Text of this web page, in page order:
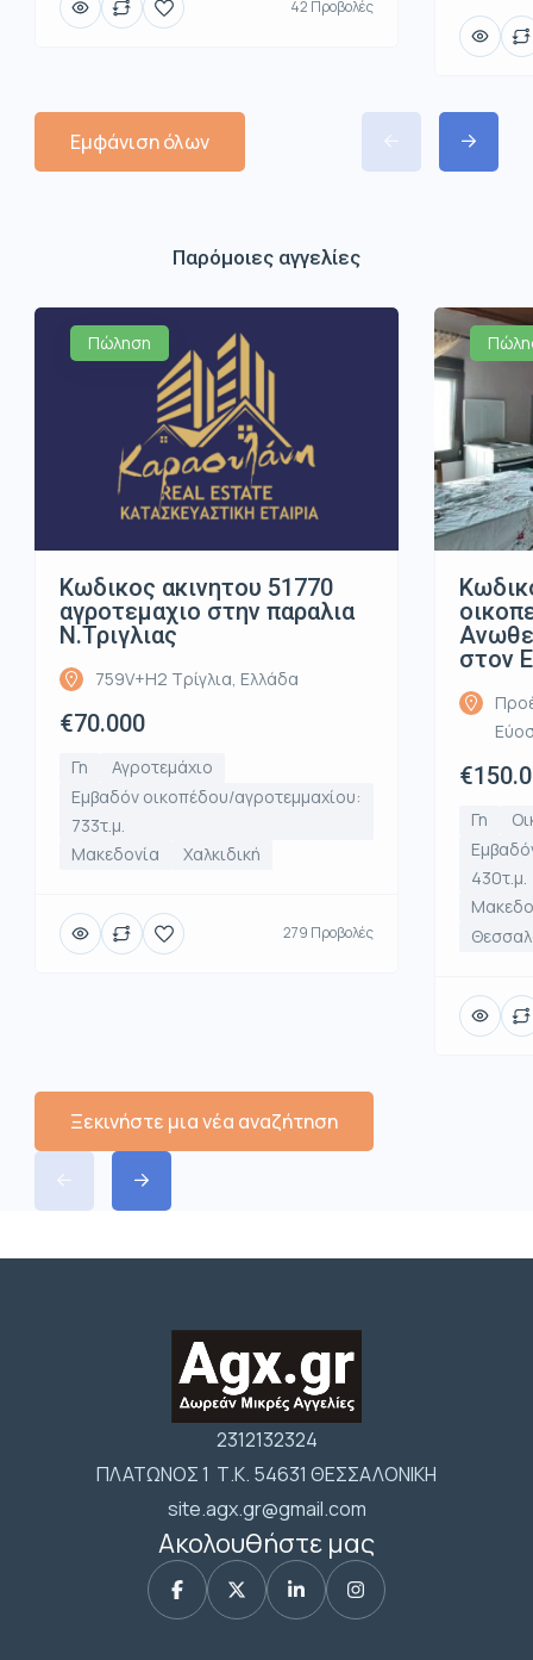
42 Προβολές
Εμφάνιση όλων
Παρόμοιες αγγελίες
Πώληση
Κωδικος ακινητου 51770
αγροτεμαχιο στην παραλια
Ν.Τριγλιας
759V+H2 Τρίγλια, Ελλάδα
€70.000
Γη
Αγροτεμάχιο
Εμβαδόν οικοπέδου/αγροτεμμαχίου:
733τ.μ.
Μακεδονία
Χαλκιδική
279 Προβολές
στον
Γη
430τ.μ.
Ξεκινήστε μια νέα αναζήτηση
2312132324
ΠΛΑΤΩΝΟΣ 1 Τ.Κ. 54631 ΘΕΣΣΑΛΟΝΙΚΗ
site.agx.gr@gmail.com
Ακολουθήστε μας